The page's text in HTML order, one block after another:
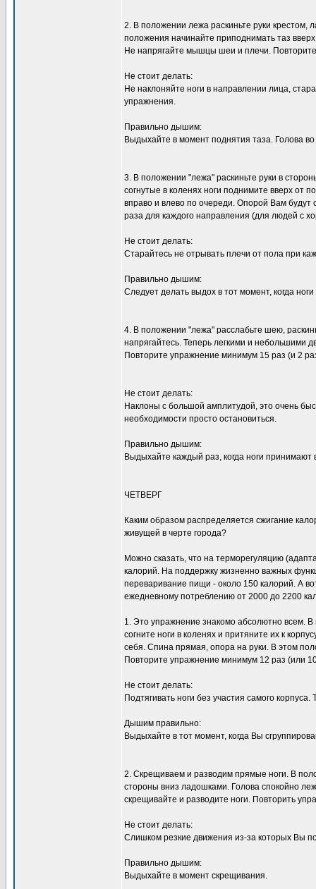
2. В положении лежа раскиньте руки крестом,
положения начинайте приподнимать таз
Не напрягайте мышцы шеи и плечи.
Не стоит делать:
Не наклоняйте ноги в направлении лица,
упражнения.
Правильно дышим:
Выдыхайте в момент поднятия таза. Голова
3. В положении "лежа" раскиньте руки в
согнутые в коленях ноги поднимите вверх от
вправо и влево по очереди. Опорой Вам
раза для каждого направления (для людей с
Не стоит делать:
Старайтесь не отрывать плечи от пола при
Правильно дышим:
Следует делать выдох в тот момент, когда
4. В положении "лежа" расслабьте шею,
напрягайтесь. Теперь легкими и небольшими
Повторите упражнение минимум 15 раз (и 2
Не стоит делать:
Наклоны с большой амплитудой, это очень
необходимости просто остановиться.
Правильно дышим:
Выдыхайте каждый раз, когда ноги принимают
ЧЕТВЕРГ
Каким образом распределяется сжигание
живущей в черте города?
Можно сказать, что на терморегуляцию
калорий. На поддержку жизненно важных
переваривание пищи - около 150 калорий. А
ежедневному потреблению от 2000 до 2200
1. Это упражнение знакомо абсолютно всем. В
согните ноги в коленях и притяните их к
себя. Спина прямая, опора на руки. В этом
Повторите упражнение минимум 12 раз (или
Не стоит делать:
Подтягивать ноги без участия самого
Дышим правильно:
Выдыхайте в тот момент, когда Вы
2. Скрещиваем и разводим прямые ноги. В
стороны вниз ладошками. Голова спокойно
скрещивайте и разводите ноги. Повторить
Не стоит делать:
Слишком резкие движения из-за которых Вы
Правильно дышим:
Выдыхайте в момент скрещивания.